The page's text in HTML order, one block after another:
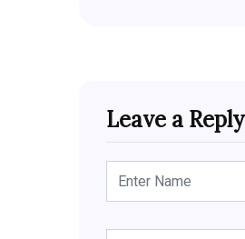
Leave a Reply